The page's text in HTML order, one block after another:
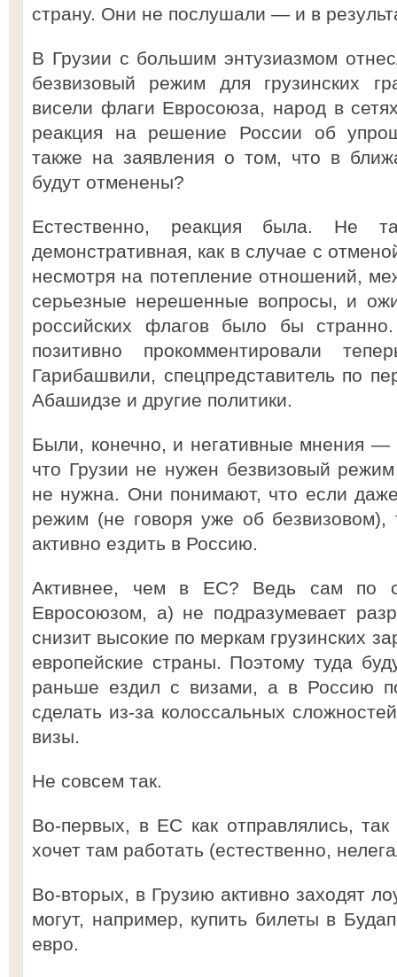
страну. Они не послушали — и в
В Грузии с большим энтузиазмом
безвизовый режим для грузинских
висели флаги Евросоюза, народ в
реакция на решение России об
также на заявления о том, что в
будут отменены?
Естественно, реакция была. Не
демонстративная, как в случае с
несмотря на потепление отношений,
серьезные нерешенные вопросы, и
российских флагов было бы
позитивно прокомментировали
Гарибашвили, спецпредставитель по
Абашидзе и другие политики.
Были, конечно, и негативные мнения —
что Грузии не нужен безвизовый
не нужна. Они понимают, что если
режим (не говоря уже об безвизовом),
активно ездить в Россию.
Активнее, чем в ЕС? Ведь сам по
Евросоюзом, а) не подразумевает
снизит высокие по меркам грузинских
европейские страны. Поэтому туда
раньше ездил с визами, а в Россию
сделать из-за колоссальных
визы.
Не совсем так.
Во-первых, в ЕС как отправлялись, так
хочет там работать (естественно,
Во-вторых, в Грузию активно заходят
могут, например, купить билеты в
евро.